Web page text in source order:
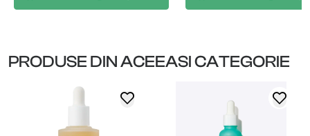
PRODUSE DIN ACEEASI CATEGORIE